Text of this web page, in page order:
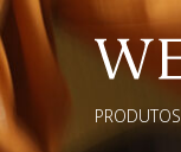
PRODUTOS